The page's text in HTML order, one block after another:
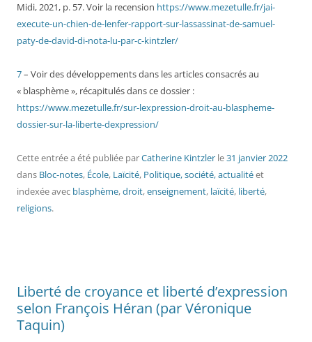
Midi, 2021, p. 57. Voir la recension https://www.mezetulle.fr/jai-
execute-un-chien-de-lenfer-rapport-sur-lassassinat-de-samuel-
paty-de-david-di-nota-lu-par-c-kintzler/
7– Voir des développements dans les articles consacrés au
« blasphème », récapitulés dans ce dossier :
https://www.mezetulle.fr/sur-lexpression-droit-au-blaspheme-
dossier-sur-la-liberte-dexpression/
Cette entrée a été publiée parCatherine Kintzler le31 janvier 2022
dans Bloc-notes, École, Laïcité, Politique, société, actualitéet
indexée avec blasphème,droit,enseignement, laïcité, liberté,
religions.
Liberté de croyance et liberté d’expression
selon François Héran (par Véronique
Taquin)